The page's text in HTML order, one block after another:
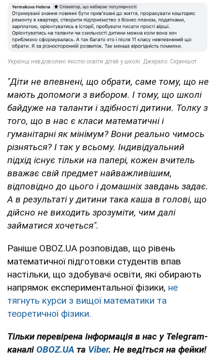
"Діти не впевнені, що обрати, саме тому, що не
мають допомоги з вибором. І тому, що школі
байдуже на таланти і здібності дитини. Толку з
того, що в нас є класи математичні і
гуманітарні як мінімум? Вони реально чимось
різняться? І так у всьому. Індивідуальний
підхід існує тільки на папері, кожен вчитель
вважає свій предмет найважливішим,
відповідно до цього і домашніх завдань задає.
А в результаті у дитини така каша в голові, що
дійсно не виходить зрозуміти, чим далі
займатися хочеться".
Раніше OBOZ.UA розповідав, що рівень
математичної підготовки студентів впав
настільки, що здобувачі освіти, які обирають
напрямок експериментальної фізики, не
тягнуть курси з вищої математики та
теоретичної фізики.
Тільки перевірена інформація в нас у Telegram-
каналі OBOZ.UA та Viber. Не ведіться на фейки!